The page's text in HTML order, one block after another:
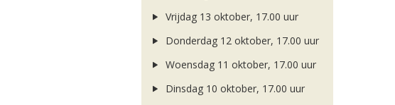
Vrijdag 13 oktober, 17.00 uur
Donderdag 12 oktober, 17.00 uur
Woensdag 11 oktober, 17.00 uur
Dinsdag 10 oktober, 17.00 uur